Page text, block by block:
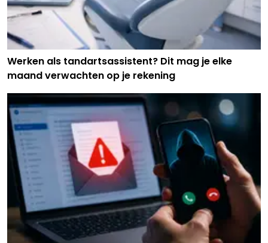
Werken als tandartsassistent? Dit mag je elke
maand verwachten op je rekening